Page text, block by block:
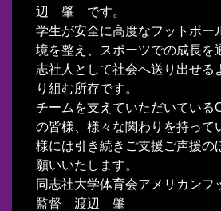
辺 肇 です。
学生が安全に高度なフットボー
境を整え、スポーツでの成長を
志社人として社会へ送り出せる
り組む所存です。
チームを支えていただいている
の皆様、様々な関わりを持って
様には引き続きご支援ご声援の
願いいたします。
同志社大学体育会アメリカンフ
監督 渡辺 肇